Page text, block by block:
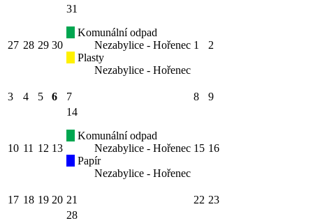
27 28 29 30
31
Komunální odpad
Nezabylice - Hořenec
Plasty
Nezabylice - Hořenec
1 2
3 4 5 6 7 8 9
10 11 12 13
14
Komunální odpad
Nezabylice - Hořenec
Papír
Nezabylice - Hořenec
15 16
17 18 19 20 21 22 23
28